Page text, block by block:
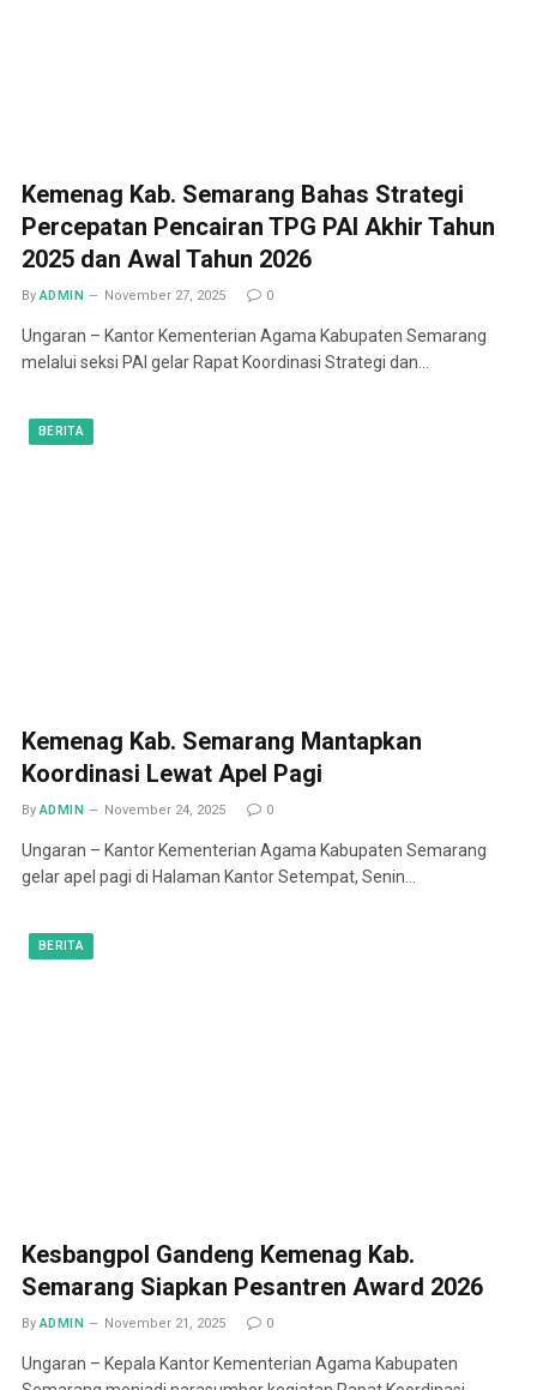
Kemenag Kab. Semarang Bahas Strategi
Percepatan Pencairan TPG PAI Akhir Tahun
2025 dan Awal Tahun 2026
By ADMIN November 27, 2025 0
Ungaran – Kantor Kementerian Agama Kabupaten Semarang
melalui seksi PAI gelar Rapat Koordinasi Strategi dan…
BERITA
Kemenag Kab. Semarang Mantapkan
Koordinasi Lewat Apel Pagi
By ADMIN November 24, 2025 0
Ungaran – Kantor Kementerian Agama Kabupaten Semarang
gelar apel pagi di Halaman Kantor Setempat, Senin…
BERITA
Kesbangpol Gandeng Kemenag Kab.
Semarang Siapkan Pesantren Award 2026
By ADMIN November 21, 2025 0
Ungaran – Kepala Kantor Kementerian Agama Kabupaten